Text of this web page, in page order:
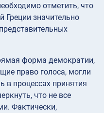
отметить, что
значительно
форма демократии,
право голоса, могли
в процессах принятия
что не все
Фактически,